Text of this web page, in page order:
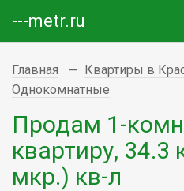
---metr.ru
Главная
Квартиры в
Однокомнатные
Продам 1-
квартиру, 34.3
мкр.) кв-л